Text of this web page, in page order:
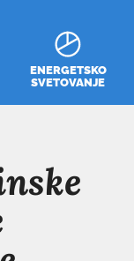
ENERGETSKO
SVETOVANJE